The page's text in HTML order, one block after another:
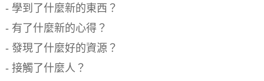
- 學到了什麼新的東西？
- 有了什麼新的心得？
- 發現了什麼好的資源？
- 接觸了什麼人？